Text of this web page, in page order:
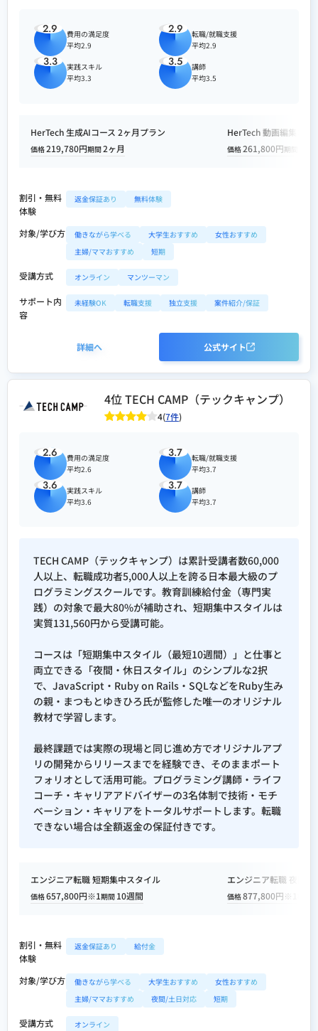
2.9
費用の満足度
平均2.9
2.9
転職/就職支援
平均2.9
3.3
実践スキル
平均3.3
3.5
講師
平均3.5
HerTech 生成AIコース 2ヶ月プラン
価格219,780円期間2ヶ月
HerTech 動画編集コー
価格261,800円期間
割引・無料
体験
返金保証あり 無料体験
対象/学び方 働きながら学べる 大学生おすすめ
女性おすすめ
主婦/ママおすすめ
短期
受講方式 オンライン マンツーマン
サポート内
容
未経験OK 転職支援 独立支援 案件紹介/保証
詳細へ 公式サイト
4位 TECH CAMP（テックキャンプ）
4(7件)
2.6
費用の満足度
平均2.6
3.7
転職/就職支援
平均3.7
3.6
実践スキル
平均3.6
3.7
講師
平均3.7
TECH CAMP（テックキャンプ）は累計受講者数60,000
人以上、転職成功者5,000人以上を誇る日本最大級のプ
ログラミングスクールです。教育訓練給付金（専門実
践）の対象で最大80%が補助され、短期集中スタイルは
実質131,560円から受講可能。
コースは「短期集中スタイル（最短10週間）」と仕事と
両立できる「夜間・休日スタイル」のシンプルな2択
で、JavaScript・Ruby on Rails・SQLなどをRuby生み
の親・まつもとゆきひろ氏が監修した唯一のオリジナル
教材で学習します。
最終課題では実際の現場と同じ進め方でオリジナルアプ
リの開発からリリースまでを経験でき、そのままポート
フォリオとして活用可能。プログラミング講師・ライフ
コーチ・キャリアアドバイザーの3名体制で技術・モチ
ベーション・キャリアをトータルサポートします。転職
できない場合は全額返金の保証付きです。
エンジニア転職 短期集中スタイル
価格657,800円※1期間 10週間
エンジニア転職 夜間・
価格877,800円※1
割引・無料
体験
返金保証あり 給付金
対象/学び方 働きながら学べる 大学生おすすめ
女性おすすめ
主婦/ママおすすめ
夜間/土日対応 短期
受講方式 オンライン